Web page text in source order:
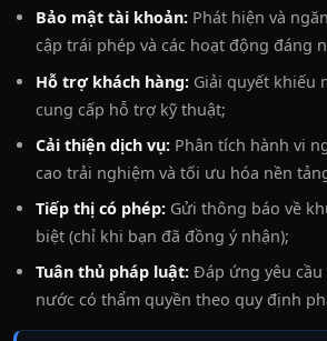
Bảo mật tài khoản: Phát hiện và
cập trái phép và các hoạt động đáng
Hỗ trợ khách hàng: Giải quyết khiếu
cung cấp hỗ trợ kỹ thuật;
Cải thiện dịch vụ: Phân tích hành vi
cao trải nghiệm và tối ưu hóa nền
Tiếp thị có phép: Gửi thông báo về
biệt (chỉ khi bạn đã đồng ý nhận);
Tuân thủ pháp luật: Đáp ứng yêu cầu
nước có thẩm quyền theo quy định